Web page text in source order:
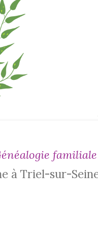
familiale
à Triel-sur-